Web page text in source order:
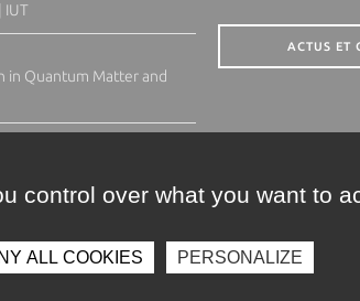
IUT
in Quantum Matter and
ACTUS ET
control over what you want to
ALL COOKIES PERSONALIZE